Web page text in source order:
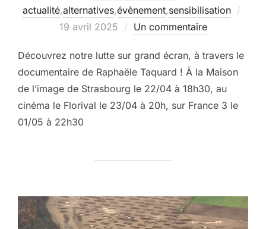
actualité,alternatives,évènement,sensibilisation
19 avril 2025 Un commentaire
Découvrez notre lutte sur grand écran, à travers le
documentaire de Raphaële Taquard ! À la Maison
de l’image de Strasbourg le 22/04 à 18h30, au
cinéma le Florival le 23/04 à 20h, sur France 3 le
01/05 à 22h30